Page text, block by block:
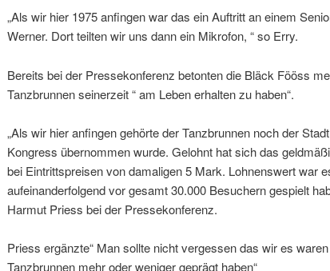
„Als wir hier 1975 anfingen war das ein Auftritt an einem
Werner. Dort teilten wir uns dann ein Mikrofon, “ so Erry.
Bereits bei der Pressekonferenz betonten die Bläck Fööss
Tanzbrunnen seinerzeit “ am Leben erhalten zu haben“.
„Als wir hier anfingen gehörte der Tanzbrunnen noch der
Kongress übernommen wurde. Gelohnt hat sich das
bei Eintrittspreisen von damaligen 5 Mark. Lohnenswert war
aufeinanderfolgend vor gesamt 30.000 Besuchern gespielt
Harmut Priess bei der Pressekonferenz.
Priess ergänzte“ Man sollte nicht vergessen das wir es
Tanzbrunnen mehr oder weniger geprägt haben“